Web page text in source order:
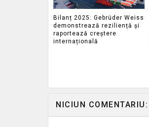
Bilanț 2025: Gebrüder Weiss
demonstrează reziliență și
raportează creștere
internațională
NICIUN COMENTARIU: